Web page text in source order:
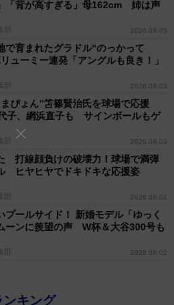
「背が高すぎる」母162cm 姉は声
2026.08.05
育まれたグラドル“のっかって
ューミー連発「アングルも良き！」
2026.08.03
ぴょん”笘篠賢治氏を球場で応援
子、網浜直子も サインボールもゲ
2026.08.03
打線顔負けの破壊力！球場で満弾
ヒヤヒヤでドキドキな応援姿
2026.08.02
プールサイド！ 新婚モデル「ゆっく
ーンに羨望の声 W杯＆大谷300号も
2026.08.02
ンキング